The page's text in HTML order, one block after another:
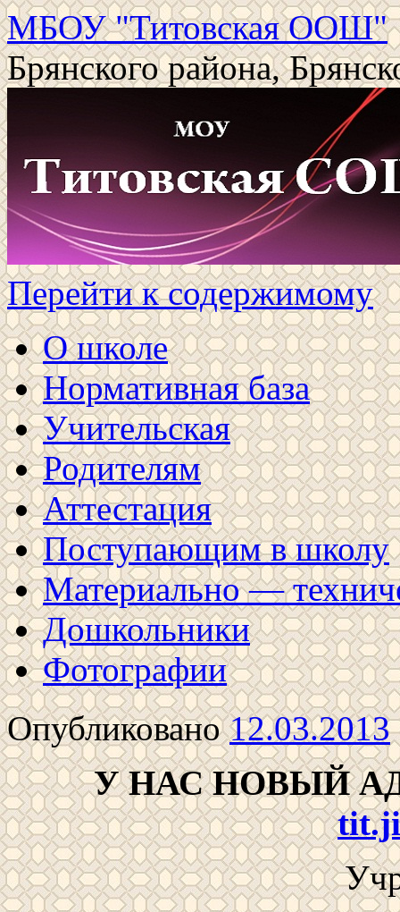
МБОУ "Титовская ООШ"
Брянского района,
Перейти к содержимому
О школе
Нормативная база
Учительская
Родителям
Аттестация
Поступающим в школу
Материально —
Дошкольники
Фотографии
Опубликовано 12.03.2013
У НАС НОВЫЙ